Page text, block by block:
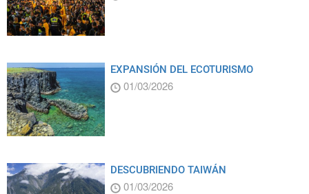
EXPANSIÓN DEL ECOTURISMO
01/03/2026
DESCUBRIENDO TAIWÁN
01/03/2026